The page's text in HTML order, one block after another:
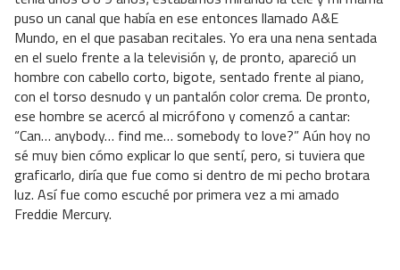
puso un canal que había en ese entonces llamado A&E
Mundo, en el que pasaban recitales. Yo era una nena sentada
en el suelo frente a la televisión y, de pronto, apareció un
hombre con cabello corto, bigote, sentado frente al piano,
con el torso desnudo y un pantalón color crema. De pronto,
ese hombre se acercó al micrófono y comenzó a cantar:
“Can… anybody… find me… somebody to love?” Aún hoy no
sé muy bien cómo explicar lo que sentí, pero, si tuviera que
graficarlo, diría que fue como si dentro de mi pecho brotara
luz. Así fue como escuché por primera vez a mi amado
Freddie Mercury.